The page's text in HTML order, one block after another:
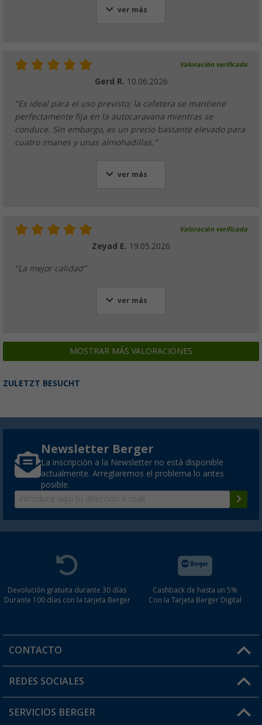
ver más
Valoración verificada
Gerd R. 10.06.2026
"Es ideal para el uso previsto; la cafetera se mantiene
perfectamente fija en la autocaravana mientras se
conduce. Sin embargo, es un precio bastante elevado para
cuatro imanes y unas almohadillas."
ver más
Valoración verificada
Zeyad E. 19.05.2026
"La mejor calidad"
ver más
MOSTRAR MÁS VALORACIONES
ZULETZT BESUCHT
Newsletter Berger
La inscripción a la Newsletter no está disponible
actualmente. Arreglaremos el problema lo antes
posible.
Devolución gratuita durante 30 días
Durante 100 días con la tarjeta Berger
Cashback de hasta un 5%
Con la Tarjeta Berger Digital
CONTACTO
Horario de atención al cliente:
¿Tienes alguna duda?
REDES SOCIALES
SERVICIOS BERGER